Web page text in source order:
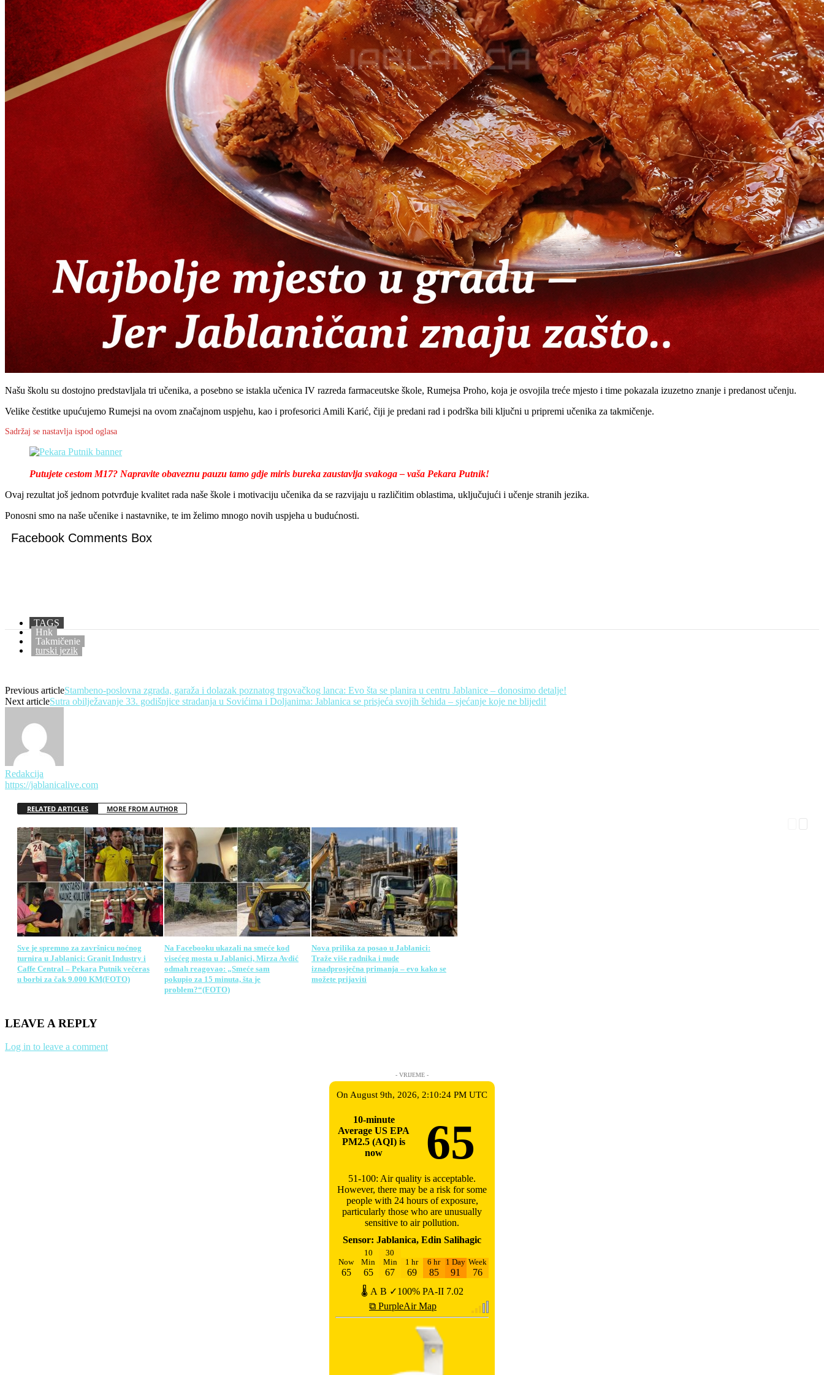
Našu školu su dostojno predstavljala tri učenika, a posebno se istakla učenica IV razreda farmaceutske škole, Rumejsa Proho, koja je osvojila treće mjesto i time pokazala izuzetno znanje i predanost učenju.
Velike čestitke upućujemo Rumejsi na ovom značajnom uspjehu, kao i profesorici Amili Karić, čiji je predani rad i podrška bili ključni u pripremi učenika za takmičenje.
Sadržaj se nastavlja ispod oglasa
Putujete cestom M17? Napravite obaveznu pauzu tamo gdje miris bureka zaustavlja svakoga – vaša Pekara Putnik!
Ovaj rezultat još jednom potvrđuje kvalitet rada naše škole i motivaciju učenika da se razvijaju u različitim oblastima, uključujući i učenje stranih jezika.
Ponosni smo na naše učenike i nastavnike, te im želimo mnogo novih uspjeha u budućnosti.
Facebook Comments Box
TAGS
Hnk
Takmičenje
turski jezik
Previous articleStambeno-poslovna zgrada, garaža i dolazak poznatog trgovačkog lanca: Evo šta se planira u centru Jablanice – donosimo detalje!
Next articleSutra obilježavanje 33. godišnjice stradanja u Sovićima i Doljanima: Jablanica se prisjeća svojih šehida – sjećanje koje ne blijedi!
Redakcija
https://jablanicalive.com
RELATED ARTICLES MORE FROM AUTHOR
Sve je spremno za završnicu noćnog
turnira u Jablanici: Granit Industry i
Caffe Central – Pekara Putnik večeras
u borbi za čak 9.000 KM(FOTO)
Na Facebooku ukazali na smeće kod
visećeg mosta u Jablanici, Mirza Avdić
odmah reagovao: „Smeće sam
pokupio za 15 minuta, šta je
problem?“(FOTO)
Nova prilika za posao u Jablanici:
Traže više radnika i nude
iznadprosječna primanja – evo kako se
možete prijaviti
LEAVE A REPLY
Log in to leave a comment
- VRIJEME -
On August 9th, 2026, 2:10:24 PM UTC
10-minute
Average US EPA
PM2.5 (AQI) is
now
65
51-100: Air quality is acceptable.
However, there may be a risk for some
people with 24 hours of exposure,
particularly those who are unusually
sensitive to air pollution.
Sensor: Jablanica, Edin Salihagic
Now
65
10
Min
65
30
Min
67
1 hr
69
6 hr
85
1 Day
91
Week
76
🌡 A B ✓100% PA-II 7.02
⧉ PurpleAir Map